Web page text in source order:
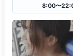
8:00〜